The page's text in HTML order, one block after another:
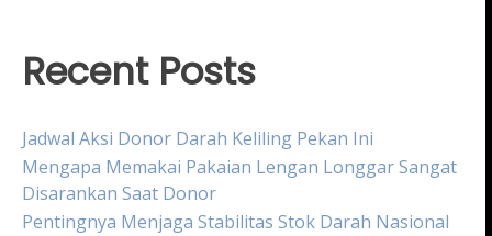
Recent Posts
Jadwal Aksi Donor Darah Keliling Pekan Ini
Mengapa Memakai Pakaian Lengan Longgar Sangat
Disarankan Saat Donor
Pentingnya Menjaga Stabilitas Stok Darah Nasional